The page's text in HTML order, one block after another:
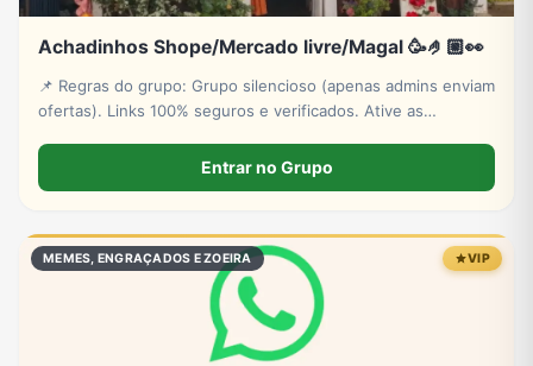
Achadinhos Shope/Mercado livre/Magal 🥳🤌🏼👀
📌 Regras do grupo: ​​Grupo silencioso (apenas admins enviam
ofertas). ​Links 100% seguros e verificados. ​Ative as
​👉 Aproveite e convide os amigos para economizar também
Entrar no Grupo
MEMES, ENGRAÇADOS E ZOEIRA VIP